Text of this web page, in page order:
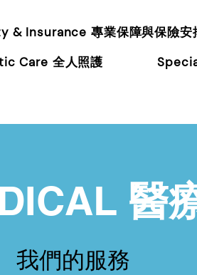
& Insurance 專業保障與保險安
Care 全人照護
醫
​我們的服務